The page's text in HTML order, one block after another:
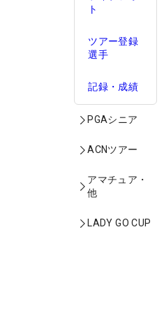
ト
ツアー登録
選手
記録・成績
PGAシニア
ACNツアー
アマチュア・
他
LADY GO CUP